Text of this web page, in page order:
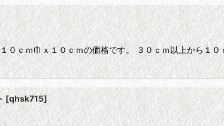
０ｃｍ巾ｘ１０ｃｍの価格です。 ３０ｃｍ以上から１
[qhsk715]